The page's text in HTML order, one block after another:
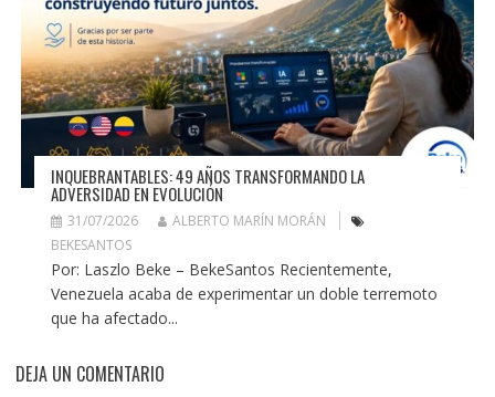
INQUEBRANTABLES: 49 AÑOS TRANSFORMANDO LA
ADVERSIDAD EN EVOLUCIÓN
31/07/2026
ALBERTO MARÍN MORÁN
BEKESANTOS
Por: Laszlo Beke – BekeSantos Recientemente,
Venezuela acaba de experimentar un doble terremoto
que ha afectado...
DEJA UN COMENTARIO